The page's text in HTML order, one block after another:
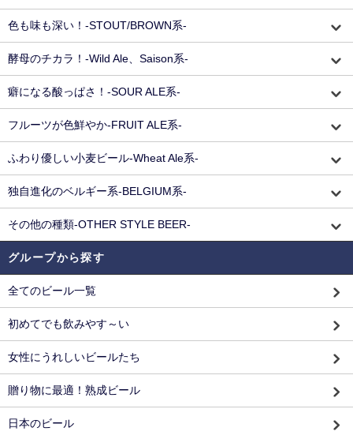
色も味も深い！-STOUT/BROWN系-
酵母のチカラ！-Wild Ale、Saison系-
癖になる酸っぱさ！-SOUR ALE系-
フルーツが色鮮やか-FRUIT ALE系-
ふわり優しい小麦ビール-Wheat Ale系-
独自進化のベルギー系-BELGIUM系-
その他の種類-OTHER STYLE BEER-
グループから探す
全てのビール一覧
初めてでも飲みやす～い
女性にうれしいビールたち
贈り物に最適！熟成ビール
日本のビール